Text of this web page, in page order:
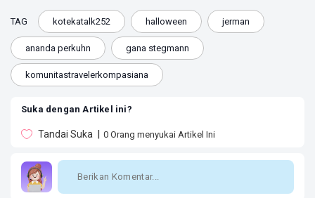
TAG kotekatalk252 halloween jerman
ananda perkuhn gana stegmann
komunitastravelerkompasiana
Suka dengan Artikel ini?
Tandai Suka 0 Orang menyukai Artikel Ini